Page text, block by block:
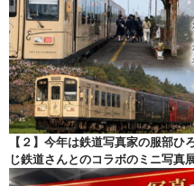
【２】今年は鉄道写真家の服部
じ鉄道さんとのコラボのミニ写真